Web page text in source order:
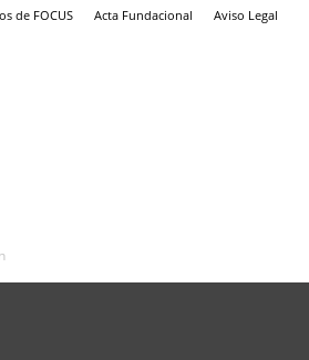
de FOCUS Acta Fundacional Aviso Legal